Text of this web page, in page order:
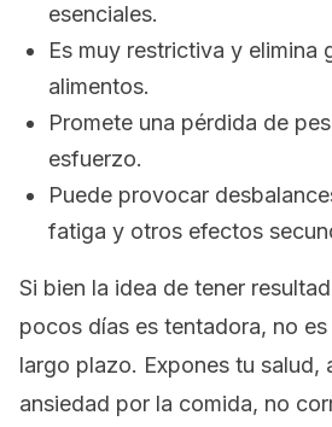
esenciales.
Es muy restrictiva y elimina
alimentos.
Promete una pérdida de
esfuerzo.
Puede provocar
fatiga y otros efectos
Si bien la idea de tener
pocos días es tentadora, no
largo plazo. Expones tu salud,
ansiedad por la comida, no